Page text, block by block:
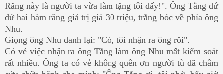
Răng này là người ta vừa làm tặng tôi đấy!". Ông Tằng dứ
dứ hai hàm răng giả trị giá 30 triệu, trắng bóc về phía ông
Nhu.
Giọng ông Nhu đanh lại: "Có, tôi nhận ra ông rồi".
Có vẻ việc nhận ra ông Tằng làm ông Nhu mất kiểm soát
rất nhiều. Ông ta có vẻ không quên ơn người tù đã châm